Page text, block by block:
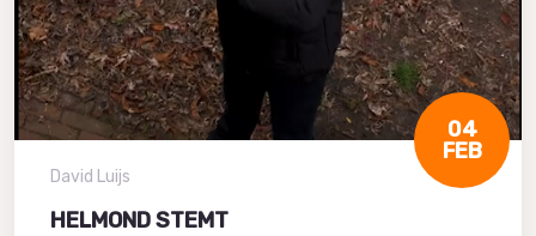
04
FEB
David Luijs
HELMOND STEMT